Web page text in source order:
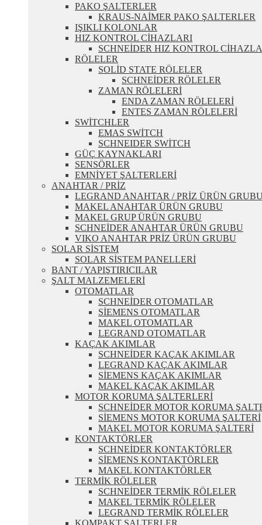
PAKO ŞALTERLER
KRAUS-NAİMER PAKO ŞALTERLER
IŞIKLI KOLONLAR
HIZ KONTROL CİHAZLARI
SCHNEİDER HIZ KONTROL
RÖLELER
SOLİD STATE RÖLELER
SCHNEİDER RÖLELER
ZAMAN RÖLELERİ
ENDA ZAMAN RÖLELERİ
ENTES ZAMAN RÖLELERİ
SWİTCHLER
EMAS SWİTCH
SCHNEIDER SWİTCH
GÜÇ KAYNAKLARI
SENSÖRLER
EMNİYET ŞALTERLERİ
ANAHTAR / PRİZ
LEGRAND ANAHTAR / PRİZ ÜRÜN
MAKEL ANAHTAR ÜRÜN GRUBU
MAKEL GRUP ÜRÜN GRUBU
SCHNEİDER ANAHTAR ÜRÜN GRUBU
VIKO ANAHTAR PRİZ ÜRÜN GRUBU
SOLAR SİSTEM
SOLAR SİSTEM PANELLERİ
BANT / YAPIŞTIRICILAR
ŞALT MALZEMELERİ
OTOMATLAR
SCHNEİDER OTOMATLAR
SİEMENS OTOMATLAR
MAKEL OTOMATLAR
LEGRAND OTOMATLAR
KAÇAK AKIMLAR
SCHNEİDER KAÇAK AKIMLAR
LEGRAND KAÇAK AKIMLAR
SİEMENS KAÇAK AKIMLAR
MAKEL KAÇAK AKIMLAR
MOTOR KORUMA ŞALTERLERİ
SCHNEİDER MOTOR KORUMA
SİEMENS MOTOR KORUMA ŞALTERİ
MAKEL MOTOR KORUMA ŞALTERİ
KONTAKTÖRLER
SCHNEİDER KONTAKTÖRLER
SİEMENS KONTAKTÖRLER
MAKEL KONTAKTÖRLER
TERMİK RÖLELER
SCHNEİDER TERMİK RÖLELER
MAKEL TERMİK RÖLELER
LEGRAND TERMİK RÖLELER
KOMPAKT ŞALTERLER